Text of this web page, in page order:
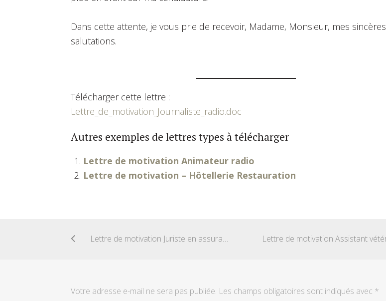
Dans cette attente, je vous prie de recevoir, Madame, Monsieur, mes sincères
salutations.
Télécharger cette lettre :
Lettre_de_motivation_Journaliste_radio.doc
Autres exemples de lettres types à télécharger
Lettre de motivation Animateur radio
Lettre de motivation – Hôtellerie Restauration
Lettre de motivation Juriste en assurance
Votre adresse e-mail ne sera pas publiée. Les champs obligatoires sont indiqués avec *